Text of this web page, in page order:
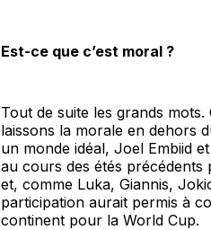
Est-ce que c’est moral ?
Tout de suite les grands
laissons la morale en dehors
un monde idéal, Joel Embiid
au cours des étés
et, comme Luka, Giannis,
participation aurait permis à
continent pour la World Cup.